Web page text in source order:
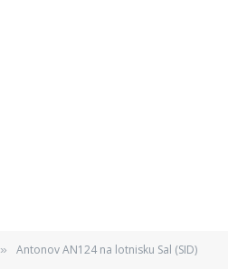
» Antonov AN124 na lotnisku Sal (SID)